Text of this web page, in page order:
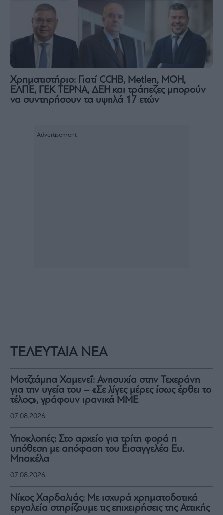
ΤΕΛΕΥΤΑΙΑ ΝΕΑ
Μοτζτάμπα Χαμενεΐ: Ανησυχία στην Τεχεράνη
για την υγεία του – «Σε λίγες μέρες ίσως έρθει το
τέλος», γράφουν ιρανικά ΜΜΕ
07.08.2026
Υποκλοπές: Στο αρχείο για τρίτη φορά η
υπόθεση με απόφαση του Εισαγγελέα Ευ.
Μπακέλα
07.08.2026
Νίκος Χαρδαλιάς: Με ισχυρά χρηματοδοτικά
εργαλεία στηρίζουμε τις επιχειρήσεις της Αττικής
Χρηματιστήριο: Γιατί CCHB, Metlen, MOH,
ΕΛΠΕ, ΓΕΚ ΤΕΡΝΑ, ΔΕΗ και τράπεζες μπορούν
να συντηρήσουν τα υψηλά 17 ετών